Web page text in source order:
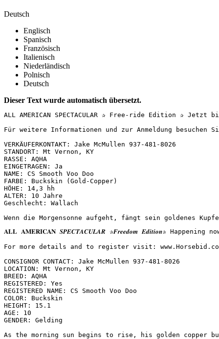
Deutsch
Englisch
Spanisch
Französisch
Italienisch
Niederländisch
Polnisch
Deutsch
Dieser Text wurde automatisch übersetzt.
ALL AMERICAN SPECTACULAR ✰ Free-ride Edition ✰
Für weitere Informationen und zur Anmeldung besuchen
VERKÄUFERKONTAKT: Jake McMullen 937-481-8026
STANDORT: Mt Vernon, KY
RASSE: AQHA
EINGETRAGEN: Ja
NAME: CS Smooth Voo Doo
FARBE: Buckskin (Gold-Copper)
HÖHE: 14,3 hh
ALTER: 10 Jahre
Geschlecht: Wallach
Wenn die Morgensonne aufgeht, fängt sein goldenes
𝐀𝐋𝐋 𝐀𝐌𝐄𝐑𝐈𝐂𝐀𝐍 𝑺𝑷𝑬𝑪𝑻𝑨𝑪𝑼𝑳𝑨𝑹 ✰𝑭𝒓𝒆𝒆𝒅𝒐𝒎 𝑬𝒅𝒊𝒕𝒊𝒐𝒏✰
For more details and to register visit:
CONSIGNOR CONTACT: Jake McMullen 937-481-8026
LOCATION: Mt Vernon, KY
BREED: AQHA
REGISTERED: Yes
REGISTERED NAME: CS Smooth Voo Doo
COLOR: Buckskin
HEIGHT: 15.1
AGE: 10
GENDER: Gelding
As the morning sun begins to rise, his golden copper